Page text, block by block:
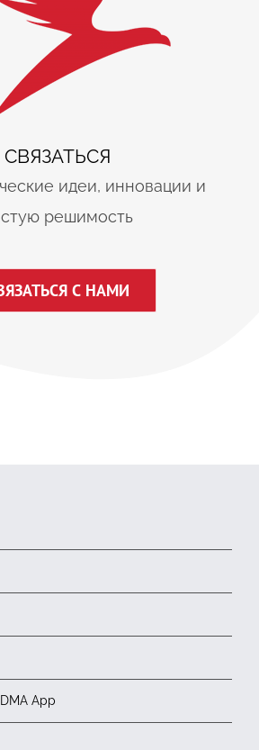
СВЯЗАТЬСЯ
идеи, инновации и
решимость
С НАМИ
App